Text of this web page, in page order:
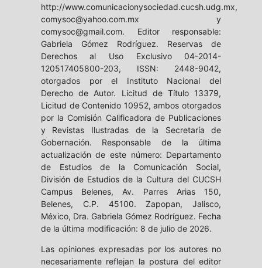
http://www.comunicacionysociedad.cucsh.udg.mx,
comysoc@yahoo.com.mx y
comysoc@gmail.com. Editor responsable:
Gabriela Gómez Rodríguez. Reservas de
Derechos al Uso Exclusivo 04-2014-
120517405800-203, ISSN: 2448-9042,
otorgados por el Instituto Nacional del
Derecho de Autor. Licitud de Título 13379,
Licitud de Contenido 10952, ambos otorgados
por la Comisión Calificadora de Publicaciones
y Revistas Ilustradas de la Secretaría de
Gobernación. Responsable de la última
actualización de este número: Departamento
de Estudios de la Comunicación Social,
División de Estudios de la Cultura del CUCSH
Campus Belenes, Av. Parres Arias 150,
Belenes, C.P. 45100. Zapopan, Jalisco,
México, Dra. Gabriela Gómez Rodríguez. Fecha
de la última modificación: 8 de julio de 2026.
Las opiniones expresadas por los autores no
necesariamente reflejan la postura del editor